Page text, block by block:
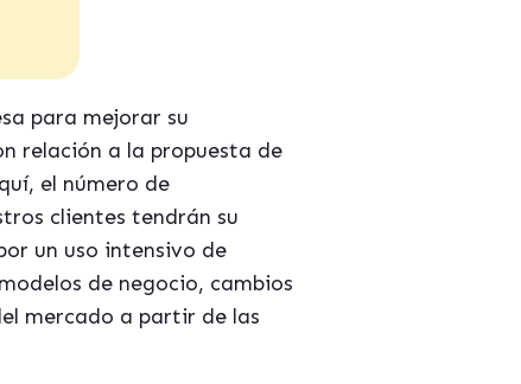
para mejorar su
relación a la propuesta de
el número de
clientes tendrán su
un uso intensivo de
de negocio, cambios
mercado a partir de las